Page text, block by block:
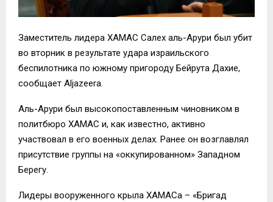
Заместитель лидера ХАМАС Салех аль-Арури был убит
во вторник в результате удара израильского
беспилотника по южному пригороду Бейрута Дахие,
сообщает Аljazeera.
Аль-Арури был высокопоставленным чиновником в
политбюро ХАМАС и, как известно, активно
участвовал в его военных делах. Ранее он возглавлял
присутствие группы на «оккупированном» Западном
Берегу.
Лидеры вооруженного крыла ХАМАСа – «Бригад